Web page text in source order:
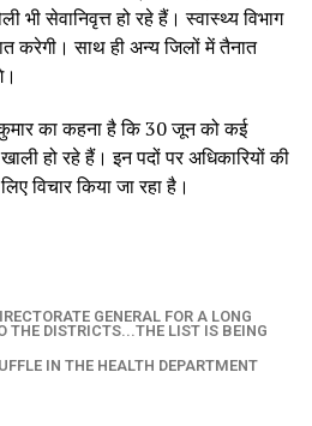
सेवानिवृत्त हो रहे हैं। स्वास्थ्य विभाग
करेगी। साथ ही अन्य जिलों में तैनात
का कहना है कि 30 जून को कई
हो रहे हैं। इन पदों पर अधिकारियों की
विचार किया जा रहा है।
GENERAL FOR A LONG
THE DISTRICTS...THE LIST IS BEING
IN THE HEALTH DEPARTMENT